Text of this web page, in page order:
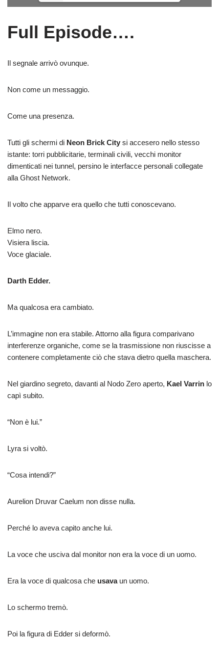
Full Episode….
Il segnale arrivò ovunque.
Non come un messaggio.
Come una presenza.
Tutti gli schermi di Neon Brick City si accesero nello stesso
istante: torri pubblicitarie, terminali civili, vecchi monitor
dimenticati nei tunnel, persino le interfacce personali collegate
alla Ghost Network.
Il volto che apparve era quello che tutti conoscevano.
Elmo nero.
Visiera liscia.
Voce glaciale.
Darth Edder.
Ma qualcosa era cambiato.
L’immagine non era stabile. Attorno alla figura comparivano
interferenze organiche, come se la trasmissione non riuscisse a
contenere completamente ciò che stava dietro quella maschera.
Nel giardino segreto, davanti al Nodo Zero aperto, Kael Varrin lo
capì subito.
“Non è lui.”
Lyra si voltò.
“Cosa intendi?”
Aurelion Druvar Caelum non disse nulla.
Perché lo aveva capito anche lui.
La voce che usciva dal monitor non era la voce di un uomo.
Era la voce di qualcosa che usavaun uomo.
Lo schermo tremò.
Poi la figura di Edder si deformò.